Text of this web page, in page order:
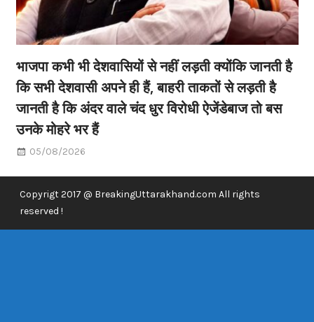
भाजपा कभी भी देशवासियों से नहीं लड़ती क्योंकि जानती है
कि सभी देशवासी अपने ही हैं, बाहरी ताकतों से लड़ती है
जानती है कि अंदर वाले चंद धुर विरोधी ऐजेंडेबाज तो बस
उनके मोहरे भर हैं
05/08/2026
Copyrigt 2017 @ BreakingUttarakhand.com All rights
reserved !